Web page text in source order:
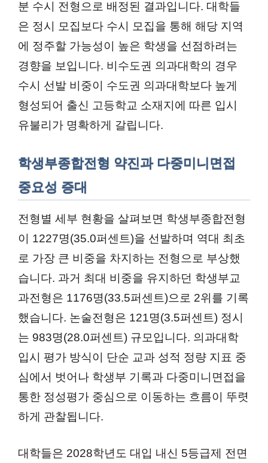
분 수시 전형으로 배정된 결과입니다. 대학들
은 정시 모집보다 수시 모집을 통해 해당 지역
에 정주할 가능성이 높은 학생을 선점하려는
경향을 보입니다. 비수도권 의과대학의 경우
수시 선발 비중이 수도권 의과대학보다 높게
형성되어 출신 고등학교 소재지에 따른 입시
유불리가 명확하게 갈립니다.
학생부종합전형 약진과 다중미니면접
중요성 증대
전형별 세부 현황을 살펴보면 학생부종합전형
이 1227명(35.0퍼센트)을 선발하며 역대 최초
로 가장 큰 비중을 차지하는 전형으로 부상했
습니다. 과거 최대 비중을 유지하던 학생부교
과전형은 1176명(33.5퍼센트)으로 2위를 기록
했습니다. 논술전형은 121명(3.5퍼센트) 정시
는 983명(28.0퍼센트) 규모입니다. 의과대학
입시 평가 방식이 단순 교과 성적 정량 지표 중
심에서 벗어나 학생부 기록과 다중미니면접을
통한 정성평가 중심으로 이동하는 흐름이 뚜렷
하게 관찰됩니다.
대학들은 2028학년도 대입 내신 5등급제 전면